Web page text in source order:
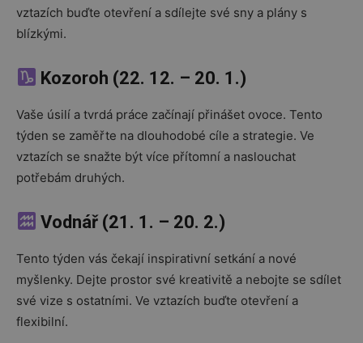
vztazích buďte otevření a sdílejte své sny a plány s
blízkými.
Kozoroh (22. 12. – 20. 1.)
Vaše úsilí a tvrdá práce začínají přinášet ovoce. Tento
týden se zaměřte na dlouhodobé cíle a strategie. Ve
vztazích se snažte být více přítomní a naslouchat
potřebám druhých.
Vodnář (21. 1. – 20. 2.)
Tento týden vás čekají inspirativní setkání a nové
myšlenky. Dejte prostor své kreativitě a nebojte se sdílet
své vize s ostatními. Ve vztazích buďte otevření a
flexibilní.